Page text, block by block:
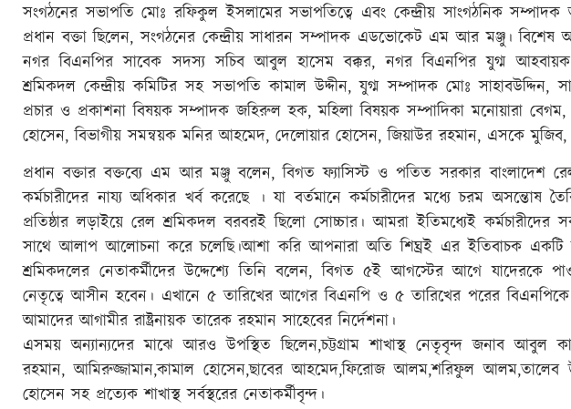
সংগঠনের সভাপতি মোঃ রফিকুল ইসলামের সভাপতিত্বে এবং কেন্দ্রীয় সাংগঠনিক সম্পাদক
প্রধান বক্তা ছিলেন, সংগঠনের কেন্দ্রীয় সাধারন সম্পাদক এডভোকেট এম আর মঞ্জু। বিশেষ
নগর বিএনপির সাবেক সদস্য সচিব আবুল হাসেম বক্কর, নগর বিএনপির যুগ্ম
শ্রমিকদল কেন্দ্রীয় কমিটির সহ সভাপতি কামাল উদ্দীন, যুগ্ম সম্পাদক মোঃ
প্রচার ও প্রকাশনা বিষয়ক সম্পাদক জহিরুল হক, মহিলা বিষয়ক সম্পাদিকা মনোয়ারা
হোসেন, বিভাগীয় সমন্বয়ক মনির আহমেদ, দেলোয়ার হোসেন, জিয়াউর রহমান, এসকে মুজিব,
প্রধান বক্তার বক্তব্যে এম আর মঞ্জু বলেন, বিগত ফ্যাসিস্ট ও পতিত সরকার বাংলাদেশ
কর্মচারীদের নায্য অধিকার খর্ব করেছে । যা বর্তমানে কর্মচারীদের মধ্যে চরম অসন্তোষ
প্রতিষ্ঠার লড়াইয়ে রেল শ্রমিকদল বরবরই ছিলো সোচ্চার। আমরা ইতিমধ্যেই কর্মচারীদের
সাথে আলাপ আলোচনা করে চলেছি।আশা করি আপনারা অতি শিঘ্রই এর ইতিবাচক
শ্রমিকদলের নেতাকর্মীদের উদ্দেশ্যে তিনি বলেন, বিগত ৫ই আগস্টের আগে যাদেরকে
নেতৃত্বে আসীন হবেন। এখানে ৫ তারিখের আগের বিএনপি ও ৫ তারিখের পরের
আমাদের আগামীর রাষ্ট্রনায়ক তারেক রহমান সাহেবের নির্দেশনা।
এসময় অন্যান্যদের মাঝে আরও উপস্থিত ছিলেন,চট্টগ্রাম শাখাস্থ নেতৃবৃন্দ জনাব আবুল
রহমান, আমিরুজ্জামান,কামাল হোসেন,ছাবের আহমেদ,ফিরোজ আলম,শরিফুল
হোসেন সহ প্রত্যেক শাখাস্থ সর্বস্থরের নেতাকর্মীবৃন্দ।